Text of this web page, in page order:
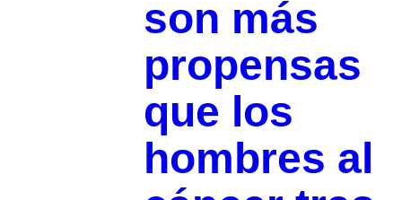
son más
propensas
que los
hombres al